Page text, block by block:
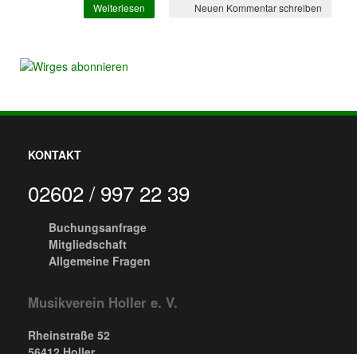
Weiterlesen über Kirmes in WirgesNeuen Kommentar schreiben
KONTAKT
02602 / 997 22 39
Buchungsanfrage
Mitgliedschaft
Allgemeine Fragen
Musikverein Holler e. V.
Rheinstraße 52